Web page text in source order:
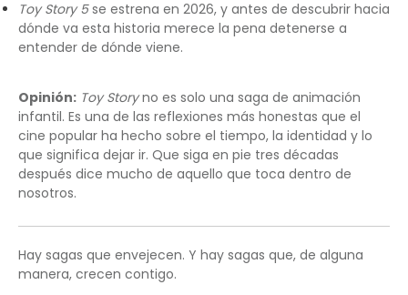
Toy Story 5se estrena en 2026, y antes de descubrir hacia
dónde va esta historia merece la pena detenerse a
entender de dónde viene.
Opinión: Toy Storyno es solo una saga de animación
infantil. Es una de las reflexiones más honestas que el
cine popular ha hecho sobre el tiempo, la identidad y lo
que significa dejar ir. Que siga en pie tres décadas
después dice mucho de aquello que toca dentro de
nosotros.
Hay sagas que envejecen. Y hay sagas que, de alguna
manera, crecen contigo.